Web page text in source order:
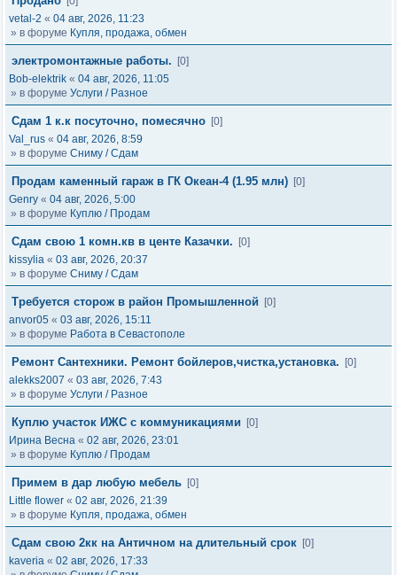
vetal-2 « 04 авг, 2026, 11:23
» в форуме Купля, продажа, обмен
электромонтажные работы.
[0]
Bob-elektrik « 04 авг, 2026, 11:05
» в форуме Услуги / Разное
Сдам 1 к.к посуточно, помесячно [0]
Val_rus « 04 авг, 2026, 8:59
» в форуме Сниму / Сдам
Продам каменный гараж в ГК Океан-4 (1.95 млн) [0]
Genry « 04 авг, 2026, 5:00
» в форуме Куплю / Продам
Сдам свою 1 комн.кв в центе Казачки.
[0]
kissylia « 03 авг, 2026, 20:37
» в форуме Сниму / Сдам
Требуется сторож в район Промышленной
[0]
anvor05 « 03 авг, 2026, 15:11
» в форуме Работа в Севастополе
Ремонт Сантехники. Ремонт бойлеров,чистка,установка.
[0]
alekks2007 « 03 авг, 2026, 7:43
» в форуме Услуги / Разное
Куплю участок ИЖС с коммуникациями
[0]
Ирина Весна « 02 авг, 2026, 23:01
» в форуме Куплю / Продам
Примем в дар любую мебель [0]
Little flower « 02 авг, 2026, 21:39
» в форуме Купля, продажа, обмен
Сдам свою 2кк на Античном на длительный срок [0]
kaveria « 02 авг, 2026, 17:33